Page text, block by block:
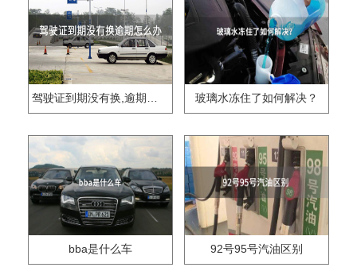
驾驶证到期没有换,逾期怎么办?? 玻璃水冻住了如何解决？
bba是什么车 92号95号汽油区别